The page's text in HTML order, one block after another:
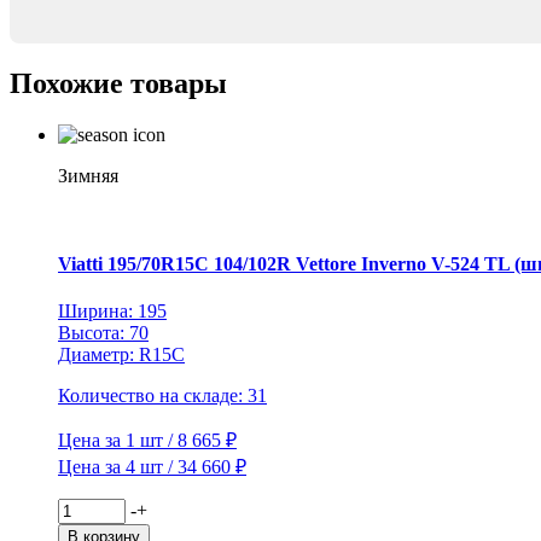
Похожие товары
Зимняя
Viatti 195/70R15C 104/102R Vettore Inverno V-524 TL
Ширина: 195
Высота: 70
Диаметр: R15C
Количество на складе: 31
Цена за 1 шт / 8 665 ₽
Цена за 4 шт / 34 660 ₽
Количество
товара
-+
В корзину